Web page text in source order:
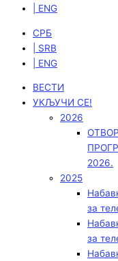
| ENG
СРБ
| SRB
| ENG
ВЕСТИ
УКЉУЧИ СЕ!
2026
2026.
2025
за
за